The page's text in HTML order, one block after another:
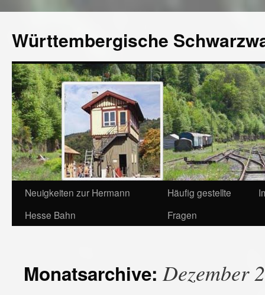
Württembergische
Neuigkeiten zur Hermann
Hesse Bahn
Häufig gestellte
Fragen
Monatsarchive:Dezember